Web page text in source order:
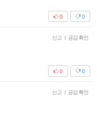
0
0
신고 | 공감 확인
0
0
신고 | 공감 확인